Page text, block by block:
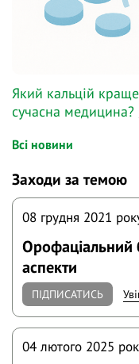
Який кальцій
сучасна медицина?
Всі новини
Заходи за темою
08 грудня 2021
Орофаціальний
аспекти
ПІДПИСАТИСЬ
04 лютого 2025